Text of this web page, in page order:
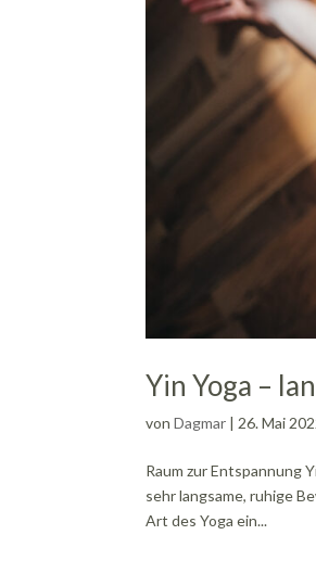
Yin Yoga –
vonDagmar |26. Mai
Raum zur Entspannung
sehr langsame, ruhige
Art des Yoga ein...